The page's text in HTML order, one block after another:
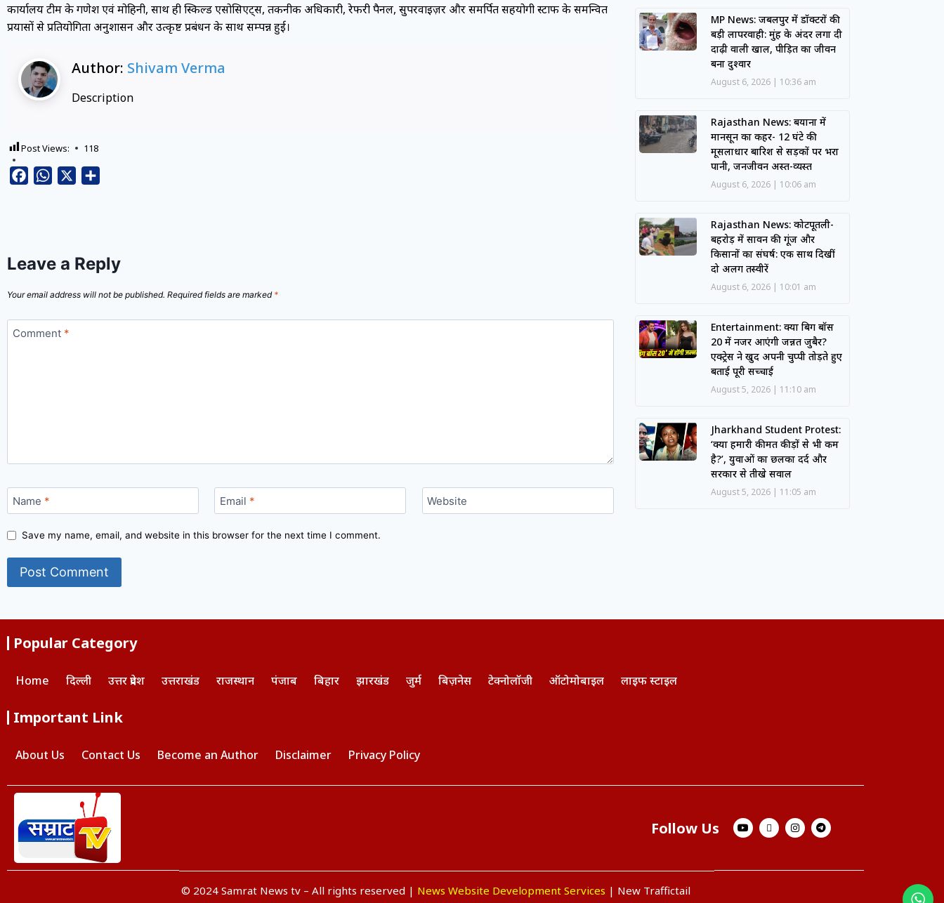
कार्यालय टीम के गणेश एवं मोहिनी, साथ ही स्किल्ड एसोसिएट्स, तकनीकी अधिकारी, रेफरी पैनल, सुपरवाइज़र और समर्पित सहयोगी स्टाफ के समन्वित
प्रयासों से प्रतियोगिता अनुशासन और उत्कृष्ट प्रबंधन के साथ सम्पन्न हुई।
Author: Shivam Verma
Description
Post Views: 118
FacebookWhatsApp
Leave a Reply
Your email address will not be published. Required fields are marked *
Comment *
Name * Email * Website
Save my name, email, and website in this browser for the next time I comment.
MP News: जबलपुर में डॉक्टरों की
बड़ी लापरवाही: मुंह के अंदर लगा दी
दाढ़ी वाली खाल, पीड़ित का जीवन
बना दुश्वार
August 6, 2026 10:36 am
Rajasthan News: बयाना में
मानसून का कहर- 12 घंटे की
मूसलाधार बारिश से सड़कों पर भरा
पानी, जनजीवन अस्त-व्यस्त
August 6, 2026 10:06 am
Rajasthan News: कोटपूतली-
बहरोड़ में सावन की गूंज और
किसानों का संघर्ष: एक साथ दिखीं
दो अलग तस्वीरें
August 6, 2026 10:01 am
Entertainment: क्या बिग बॉस
20 में नजर आएंगी जन्नत जुबैर?
एक्ट्रेस ने खुद अपनी चुप्पी तोड़ते हुए
बताई पूरी सच्चाई
August 5, 2026 11:10 am
Jharkhand Student Protest:
‘क्या हमारी कीमत कीड़ों से भी कम
है?’, युवाओं का छलका दर्द और
सरकार से तीखे सवाल
August 5, 2026 11:05 am
Popular Category
Home दिल्ली उत्तर प्रदेश उत्तराखंड राजस्थान पंजाब बिहार झारखंड जुर्म बिज़नेस टेक्नोलॉजी ऑटोमोबाइल लाइफ स्टाइल
Important Link
About Us Contact Us Become an Author Disclaimer Privacy Policy
Follow Us
© 2024 Samrat News tv – All rights reserved | News Website Development Services | New Traffictail